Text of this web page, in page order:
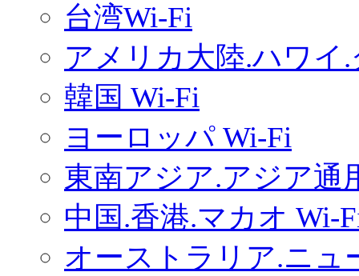
台湾Wi-Fi
アメリカ大陸.ハワイ
韓国 Wi-Fi
ヨーロッパ Wi-Fi
東南アジア.アジア通
中国.香港.マカオ Wi-
オーストラリア.ニュ